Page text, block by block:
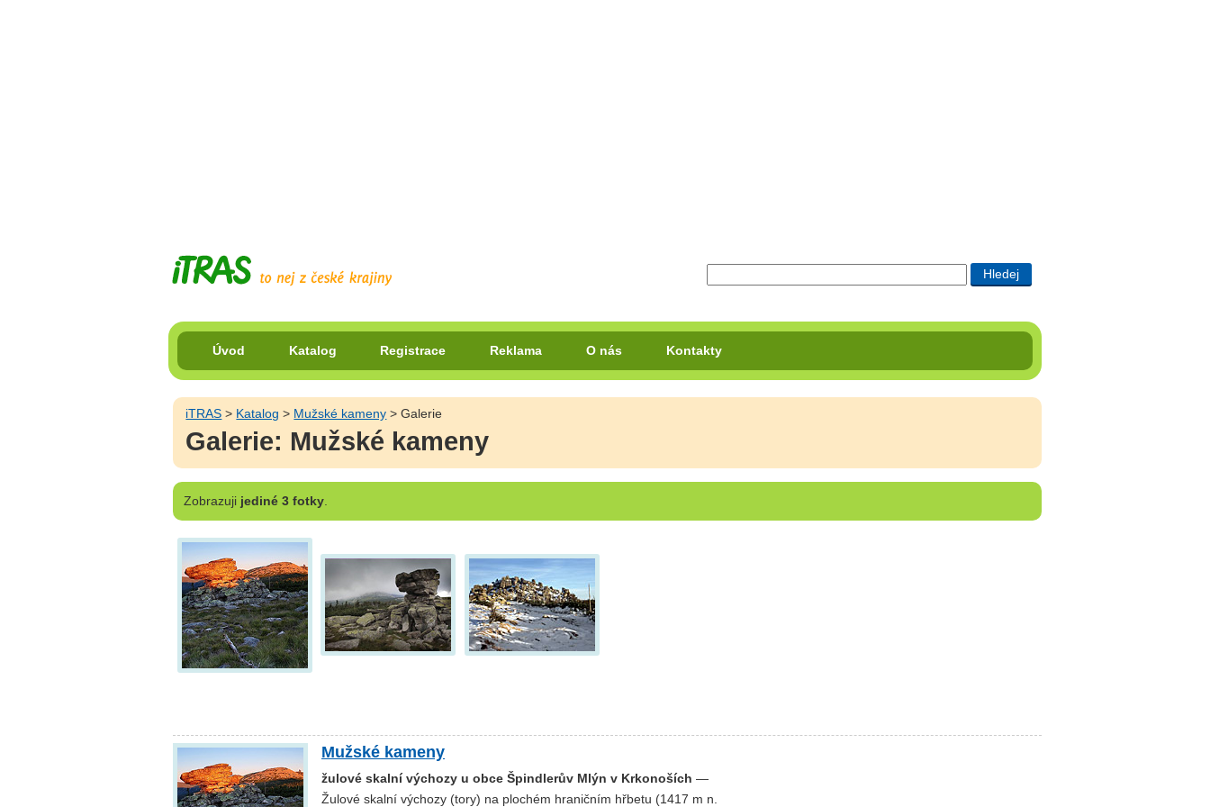
Úvod Katalog Registrace Reklama O nás Kontakty
iTRAS > Katalog > Mužské kameny > Galerie
Galerie: Mužské kameny
Zobrazuji jediné 3 fotky.
Mužské kameny
žulové skalní výchozy u obce Špindlerův Mlýn v Krkonoších —
Žulové skalní výchozy (tory) na plochém hraničním hřbetu (1417 m n.